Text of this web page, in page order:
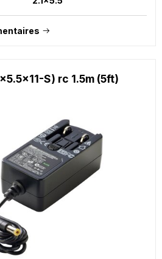
S) rc 1.5m (5ft)